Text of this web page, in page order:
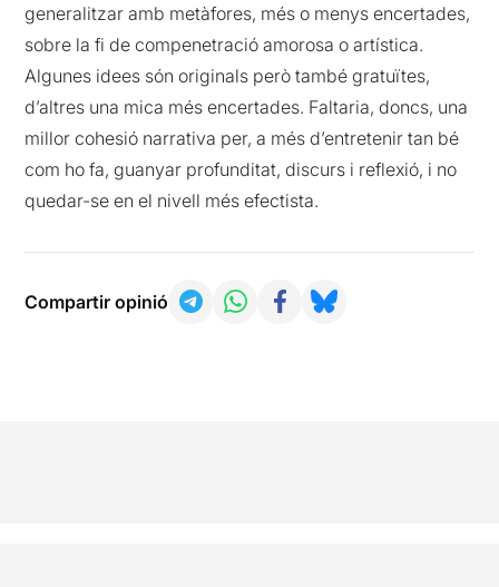
generalitzar amb metàfores, més o menys encertades,
sobre la fi de compenetració amorosa o artística.
Algunes idees són originals però també gratuïtes,
d’altres una mica més encertades. Faltaria, doncs, una
millor cohesió narrativa per, a més d’entretenir tan bé
com ho fa, guanyar profunditat, discurs i reflexió, i no
quedar-se en el nivell més efectista.
Compartir opinió